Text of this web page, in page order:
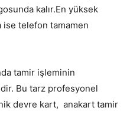
kalır.En yüksek
ise telefon tamamen
tamir işleminin
Bu tarz profesyonel
devre kart, anakart tamir